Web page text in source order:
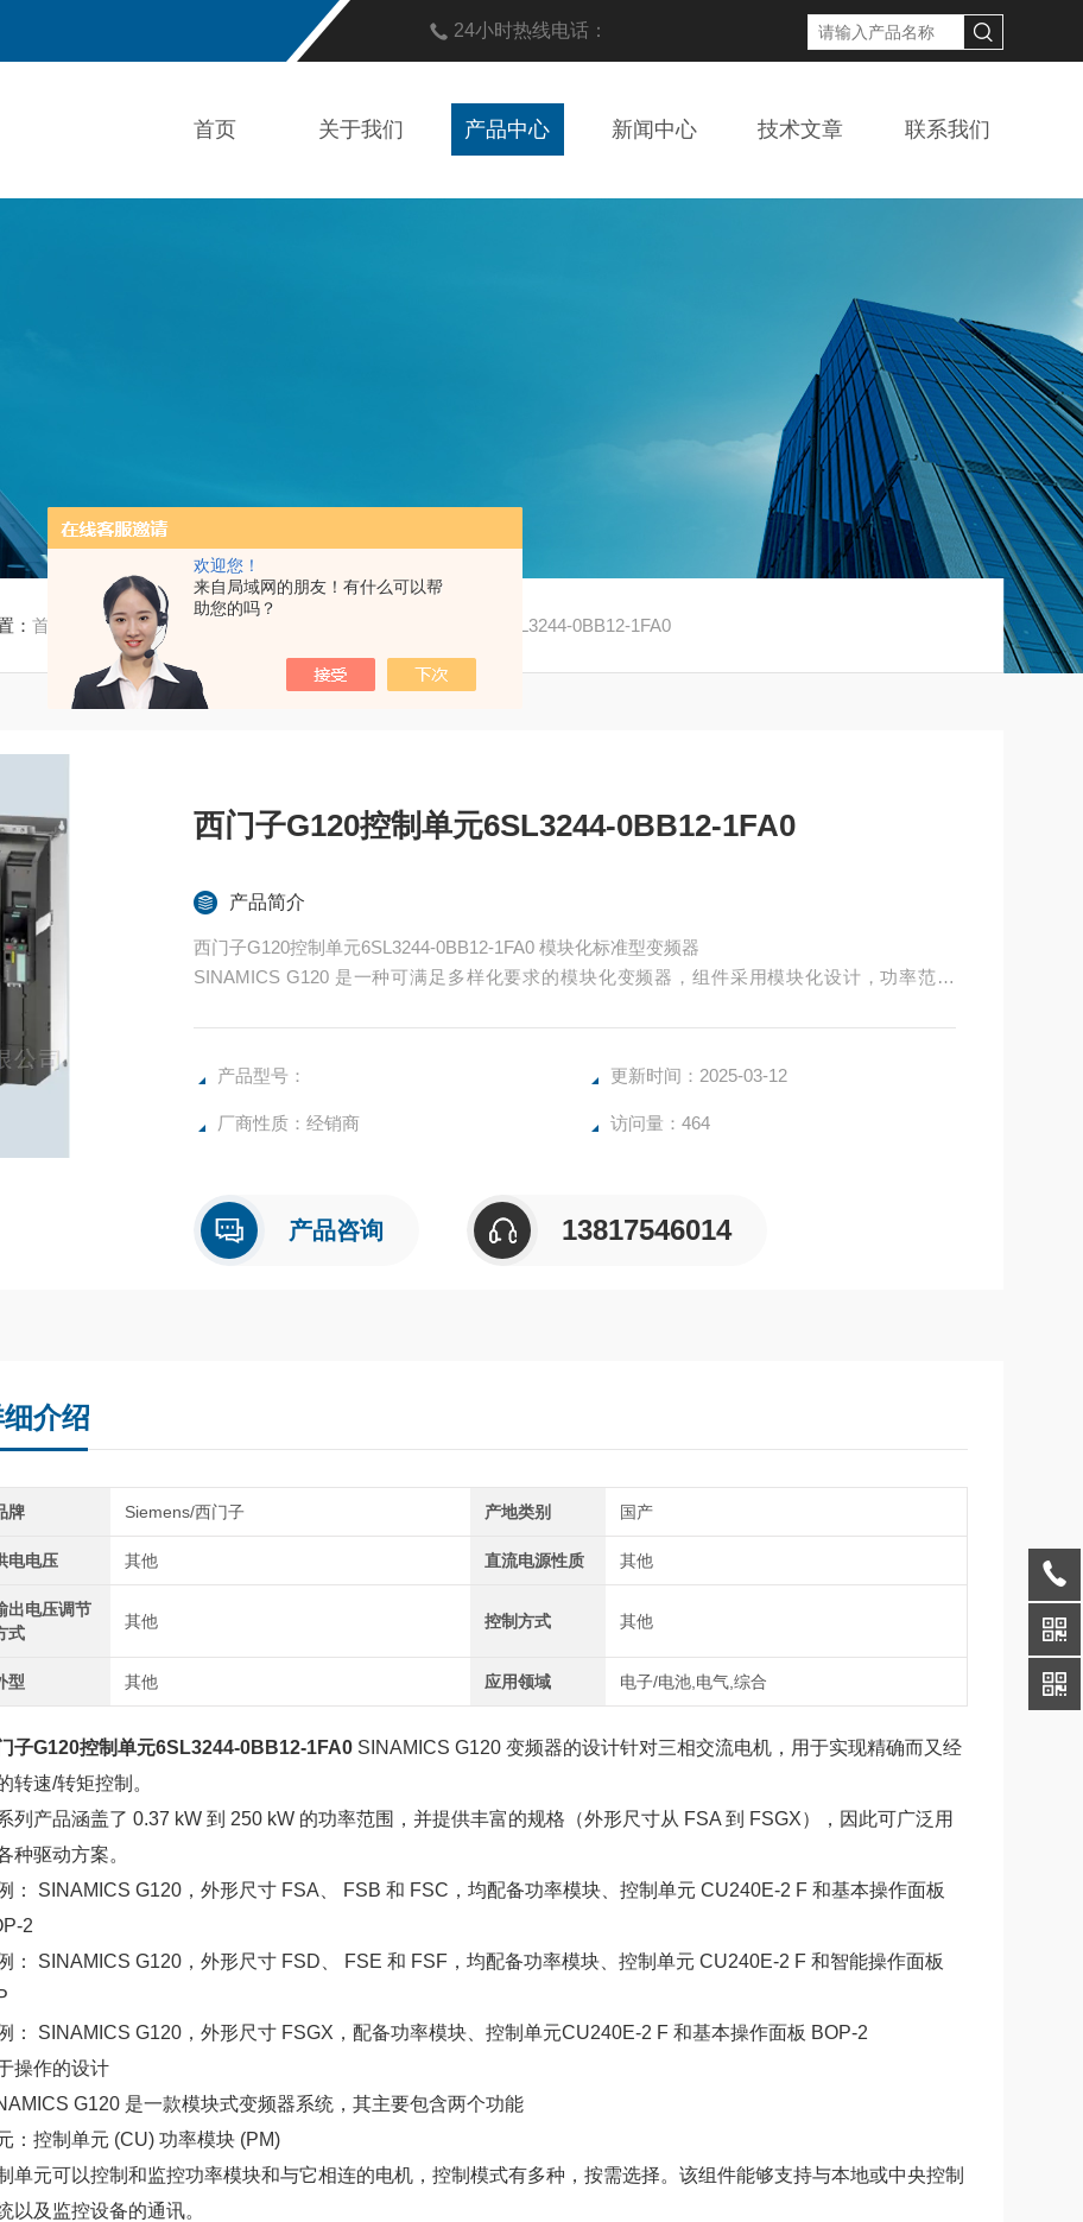
欢迎您！
来自局域网的朋友！有什么可以帮
助您的吗？
24小时热线电话：
首页 关于我们 产品中心 新闻中心 技术文章 联系我们
：首页 产品中心/ / 西门子G120控制单元6SL3244-0BB12-1FA0
西门子G120控制单元6SL3244-0BB12-1FA0
产品简介
西门子G120控制单元6SL3244-0BB12-1FA0 模块化标准型变频器
SINAMICS G120 是一种可满足多样化要求的模块化变频器，组件采用模块化设计，功率范围
产品型号： 更新时间：2025-03-12
厂商性质：经销商 访问量：464
产品咨询 13817546014
介绍
牌 Siemens/西门子 产地类别 国产
电电压 其他 直流电源性质 其他
出电压调节
式
其他 控制方式 其他
型 其他 应用领域 电子/电池,电气,综合
子G120控制单元6SL3244-0BB12-1FA0SINAMICS G120 变频器的设计针对三相交流电机，用于实现精确而又经
转速/转矩控制。
列产品涵盖了 0.37 kW 到 250 kW 的功率范围，并提供丰富的规格（外形尺寸从 FSA 到 FSGX），因此可广泛用
种驱动方案。
： SINAMICS G120，外形尺寸 FSA、 FSB 和 FSC，均配备功率模块、控制单元 CU240E-2 F 和基本操作面板
2
： SINAMICS G120，外形尺寸 FSD、 FSE 和 FSF，均配备功率模块、控制单元 CU240E-2 F 和智能操作面板
： SINAMICS G120，外形尺寸 FSGX，配备功率模块、控制单元CU240E-2 F 和基本操作面板 BOP-2
操作的设计
G120 是一款模块式变频器系统，其主要包含两个功能
：控制单元 (CU) 功率模块 (PM)
单元可以控制和监控功率模块和与它相连的电机，控制模式有多种，按需选择。该组件能够支持与本地或中央控制
以及监控设备的通讯。